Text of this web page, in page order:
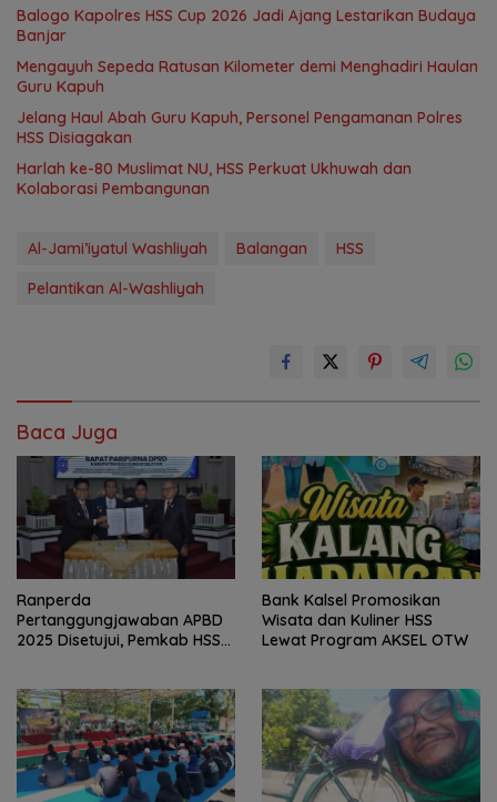
Balogo Kapolres HSS Cup 2026 Jadi Ajang Lestarikan Budaya
Banjar
Mengayuh Sepeda Ratusan Kilometer demi Menghadiri Haulan
Guru Kapuh
Jelang Haul Abah Guru Kapuh, Personel Pengamanan Polres
HSS Disiagakan
Harlah ke-80 Muslimat NU, HSS Perkuat Ukhuwah dan
Kolaborasi Pembangunan
Al-Jami’iyatul Washliyah Balangan
HSS
Pelantikan Al-Washliyah
Baca Juga
Ranperda
Pertanggungjawaban APBD
2025 Disetujui, Pemkab HSS
Bank Kalsel Promosikan
Wisata dan Kuliner HSS
Lewat Program AKSEL OTW